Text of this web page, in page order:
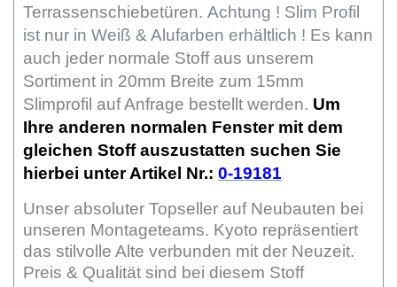
Terrassenschiebetüren. Achtung ! Slim Profil
ist nur in Weiß & Alufarben erhältlich ! Es kann
auch jeder normale Stoff aus unserem
Sortiment in 20mm Breite zum 15mm
Slimprofil auf Anfrage bestellt werden. Um
Ihre anderen normalen Fenster mit dem
gleichen Stoff auszustatten suchen Sie
hierbei unter Artikel Nr.: 0-19181
Unser absoluter Topseller auf Neubauten bei
unseren Montageteams. Kyoto repräsentiert
das stilvolle Alte verbunden mit der Neuzeit.
Preis & Qualität sind bei diesem Stoff